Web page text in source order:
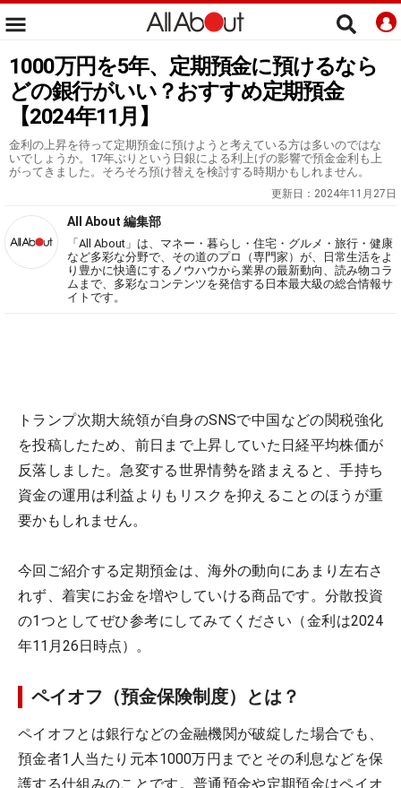
1000万円を5年、定期預金に預けるなら
どの銀行がいい？おすすめ定期預金
【2024年11月】
金利の上昇を待って定期預金に預けようと考えている方は多いのではな
いでしょうか。17年ぶりという日銀による利上げの影響で預金金利も上
がってきました。そろそろ預け替えを検討する時期かもしれません。
更新日： 2024年11月27日
All About 編集部
「All About」は、マネー・暮らし・住宅・グルメ・旅行・健康
など多彩な分野で、その道のプロ（専門家）が、日常生活をよ
り豊かに快適にするノウハウから業界の最新動向、読み物コラ
ムまで、多彩なコンテンツを発信する日本最大級の総合情報サ
イトです。
トランプ次期大統領が自身のSNSで中国などの関税強化
を投稿したため、前日まで上昇していた日経平均株価が
反落しました。急変する世界情勢を踏まえると、手持ち
資金の運用は利益よりもリスクを抑えることのほうが重
要かもしれません。
今回ご紹介する定期預金は、海外の動向にあまり左右さ
れず、着実にお金を増やしていける商品です。分散投資
の1つとしてぜひ参考にしてみてください（金利は2024
年11月26日時点）。
ペイオフ（預金保険制度）とは？
ペイオフとは銀行などの金融機関が破綻した場合でも、
預金者1人当たり元本1000万円までとその利息などを保
護する仕組みのことです。普通預金や定期預金はペイオ